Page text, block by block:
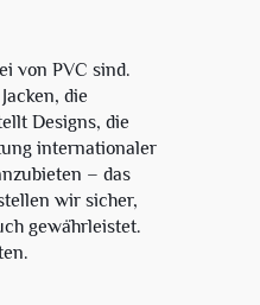
von PVC sind.
die
Designs, die
internationaler
– das
wir sicher,
gewährleistet.